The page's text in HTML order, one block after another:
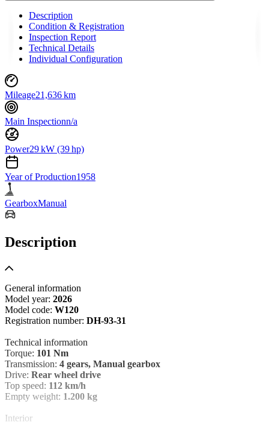
Description
Condition & Registration
Inspection Report
Technical Details
Individual Configuration
Mileage21,636 km
Main Inspectionn/a
Power29 kW (39 hp)
Year of Production1958
GearboxManual
Description
General information
Model year: 2026
Model code: W120
Registration number: DH-93-31
Technical information
Torque: 101 Nm
Transmission: 4 gears, Manual gearbox
Drive: Rear wheel drive
Top speed: 112 km/h
Empty weight: 1.200 kg
Interior